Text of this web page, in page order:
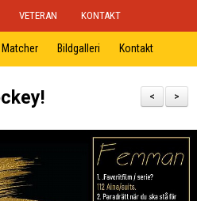
VETERAN KONTAKT
Matcher Bildgalleri Kontakt
>
<